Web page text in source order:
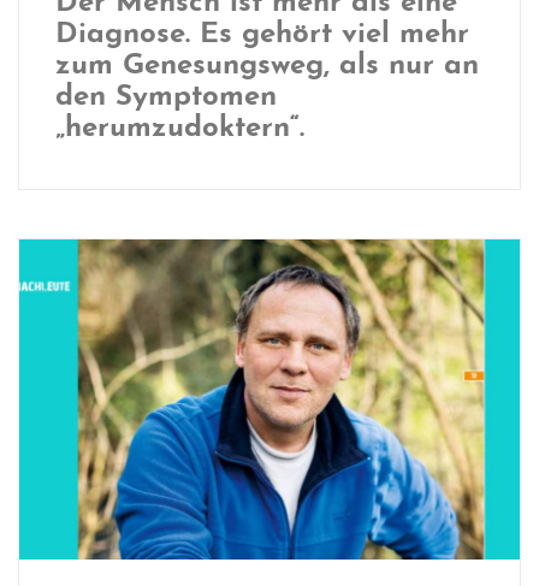
Diagnose. Es gehört viel mehr
zum Genesungsweg, als nur an
den Symptomen
„herumzudoktern“.